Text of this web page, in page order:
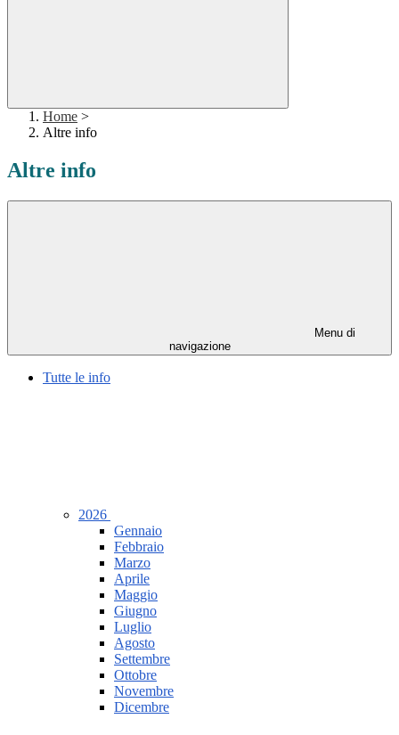
Home >
Altre info
Altre info
Menu di
navigazione
Tutte le info
2026
Gennaio
Febbraio
Marzo
Aprile
Maggio
Giugno
Luglio
Agosto
Settembre
Ottobre
Novembre
Dicembre